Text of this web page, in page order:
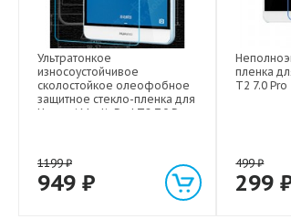
Ультратонкое
износоустойчивое
сколостойкое олеофобное
защитное стекло-пленка для
Huawei MediaPad T2 7.0 Pro
1199₽
949 ₽
пленка
T2 7.0 Pro
499₽
299